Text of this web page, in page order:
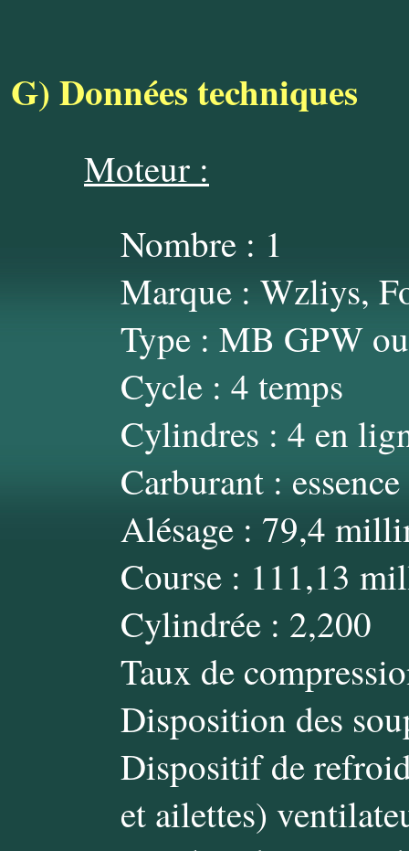
G)Données techniques
Moteur :
Nombre : 1
Marque : Wzliys,
Type : MB GPW
Cycle : 4 temps
Cylindres : 4 en
Carburant : essence
Alésage : 79,4
Course : 111,13
Cylindrée : 2,200
Taux de
Disposition des
Dispositif de
et ailettes)